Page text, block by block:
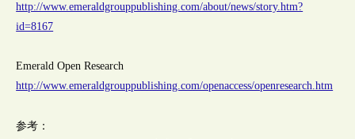
http://www.emeraldgrouppublishing.com/about/news/story.htm?
id=8167
Emerald Open Research
http://www.emeraldgrouppublishing.com/openaccess/openresearch.htm
参考：